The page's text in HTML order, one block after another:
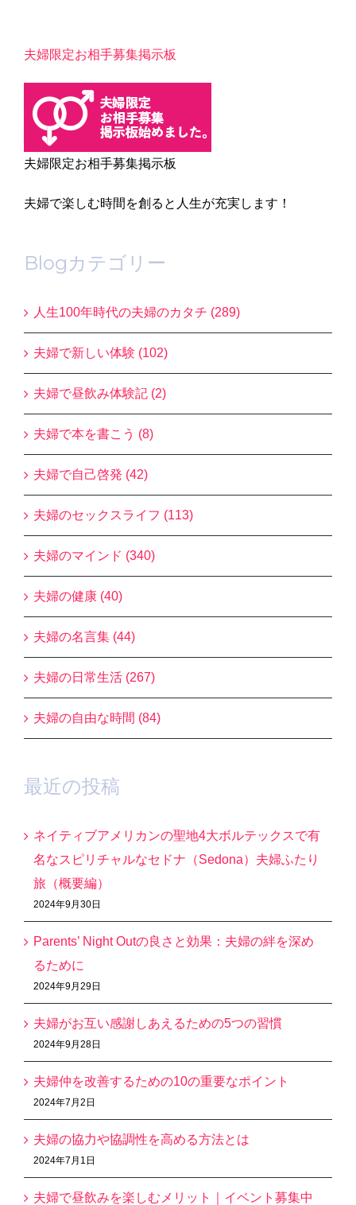
夫婦限定お相手募集掲示板
夫婦限定お相手募集掲示板
夫婦で楽しむ時間を創ると人生が充実します！
Blogカテゴリー
人生100年時代の夫婦のカタチ (289)
夫婦で新しい体験 (102)
夫婦で昼飲み体験記 (2)
夫婦で本を書こう (8)
夫婦で自己啓発 (42)
夫婦のセックスライフ (113)
夫婦のマインド (340)
夫婦の健康 (40)
夫婦の名言集 (44)
夫婦の日常生活 (267)
夫婦の自由な時間 (84)
最近の投稿
ネイティブアメリカンの聖地4大ボルテックスで有
名なスピリチャルなセドナ（Sedona）夫婦ふたり
旅（概要編）
2024年9月30日
Parents’ Night Outの良さと効果：夫婦の絆を深め
るために
2024年9月29日
夫婦がお互い感謝しあえるための5つの習慣
2024年9月28日
夫婦仲を改善するための10の重要なポイント
2024年7月2日
夫婦の協力や協調性を高める方法とは
2024年7月1日
夫婦で昼飲みを楽しむメリット｜イベント募集中